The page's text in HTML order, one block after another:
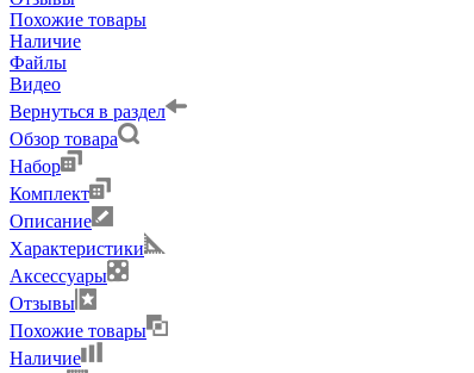
Похожие товары
Наличие
Файлы
Видео
Вернуться в раздел
Обзор товара
Набор
Комплект
Описание
Характеристики
Аксессуары
Отзывы
Похожие товары
Наличие